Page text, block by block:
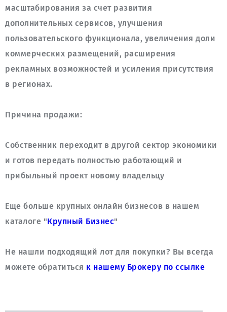
масштабирования за счет развития
дополнительных сервисов, улучшения
пользовательского функционала, увеличения доли
коммерческих размещений, расширения
рекламных возможностей и усиления присутствия
Собственник переходит в другой сектор экономики
и готов передать полностью работающий и
Еще больше крупных онлайн бизнесов в нашем
каталоге "Крупный Бизнес
Не нашли подходящий лот для покупки? Вы всегда
можете обратиться к нашему Брокеру по ссылке